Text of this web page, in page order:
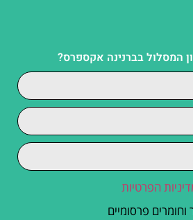
המסלול בברנינה אקספרס?
הפרטיות
פרסומיים